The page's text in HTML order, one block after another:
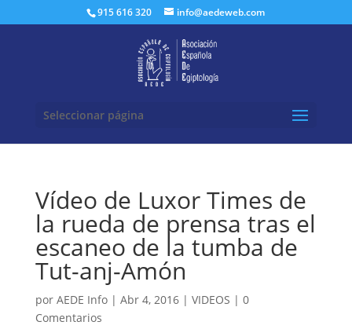
915 616 320 info@aedeweb.com
Seleccionar página
Vídeo de Luxor Times de
la rueda de prensa tras el
escaneo de la tumba de
Tut-anj-Amón
por AEDE Info| Abr 4, 2016| VIDEOS | 0
Comentarios